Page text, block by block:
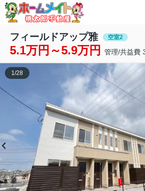
フィールドアップ雅 空室2
5.1万円～5.9万円 管理/共益費
1/28